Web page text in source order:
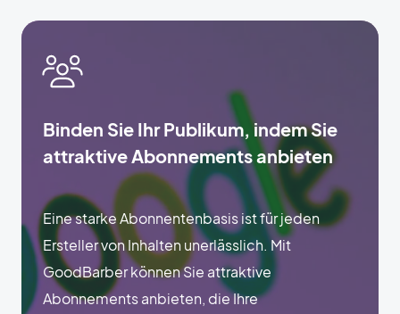
Binden Sie Ihr Publikum, indem Sie
attraktive Abonnements anbieten
Eine starke Abonnentenbasis ist für jeden
Ersteller von Inhalten unerlässlich. Mit
GoodBarber können Sie attraktive
Abonnements anbieten, die Ihre